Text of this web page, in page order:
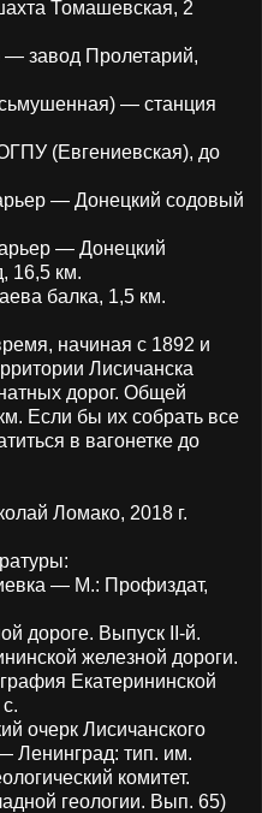
Томашевская, 2
завод Пролетарий,
— станция
(Евгениевская), до
— Донецкий содовый
— Донецкий
16,5 км.
балка, 1,5 км.
начиная с 1892 и
Лисичанска
дорог. Общей
Если бы их собрать все
в вагонетке до
Ломако, 2018 г.
— М.: Профиздат,
дороге. Выпуск II-й.
железной дороги.
Екатерининской
очерк Лисичанского
Ленинград: тип. им.
комитет.
геологии. Вып. 65)